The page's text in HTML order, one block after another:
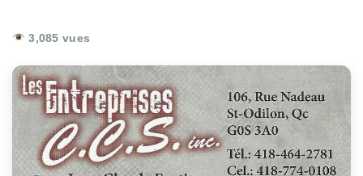
3,085 vues